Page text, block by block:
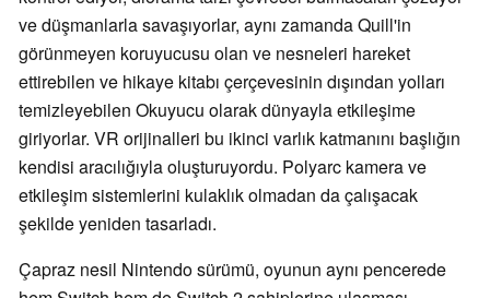
ve düşmanlarla savaşıyorlar, aynı zamanda Quill'in
görünmeyen koruyucusu olan ve nesneleri hareket
ettirebilen ve hikaye kitabı çerçevesinin dışından yolları
temizleyebilen Okuyucu olarak dünyayla etkileşime
giriyorlar. VR orijinalleri bu ikinci varlık katmanını başlığın
kendisi aracılığıyla oluşturuyordu. Polyarc kamera ve
etkileşim sistemlerini kulaklık olmadan da çalışacak
şekilde yeniden tasarladı.
Çapraz nesil Nintendo sürümü, oyunun aynı pencerede